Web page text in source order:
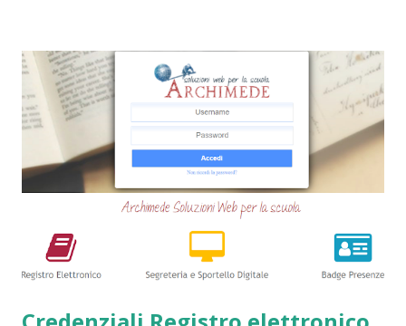
altrettante hanno deciso di non concedere più queste
tipologie di prestiti a cambiali. Comunque sia, ancora oggi
esiste qualche possibilità, (fortunatamente per molti
cittadini) di accedere a questi prodotti. Ecco perchè
abbiamo deciso di creare questa guida dettagliata. Nel
frattempo, se volete potete anche consultare le seguenti
guide => Come accedere a prestiti dopo essere stati
segnalati al Crif - Prest...